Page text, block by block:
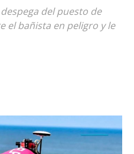
del puesto de
el bañista en peligro y le